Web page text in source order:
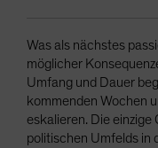
Was als nächstes
möglicher
Umfang und Dauer
kommenden Wochen
eskalieren. Die einzige
politischen Umfelds in